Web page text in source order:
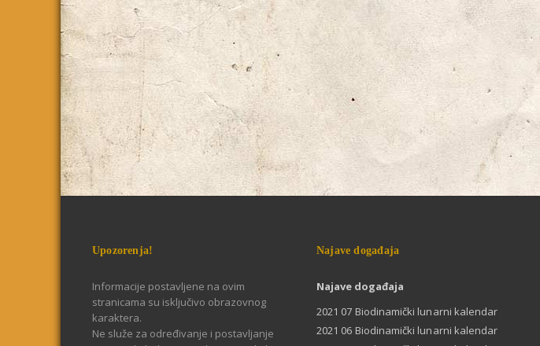
Upozorenja!
Informacije postavljene na ovim
stranicama su isključivo obrazovnog
karaktera.
Ne služe za određivanje i postavljanje
Najave događaja
Najave događaja
2021 07 Biodinamički lunarni kalendar
2021 06 Biodinamički lunarni kalendar